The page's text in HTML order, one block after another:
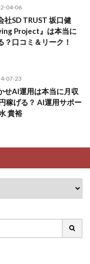
04-06
社SD TRUST 坂口健
Project』は本当に
？口コミ＆リーク！
07-23
せAI運用は本当に月収
稼げる？ AI運用サポー
貴裕